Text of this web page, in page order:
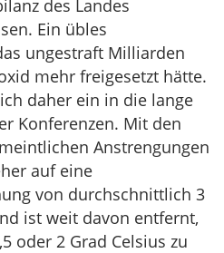
des Landes
Ein übles
ungestraft Milliarden
mehr freigesetzt hätte.
daher ein in die lange
Konferenzen. Mit den
Anstrengungen
auf eine
von durchschnittlich 3
ist weit davon entfernt,
oder 2 Grad Celsius zu